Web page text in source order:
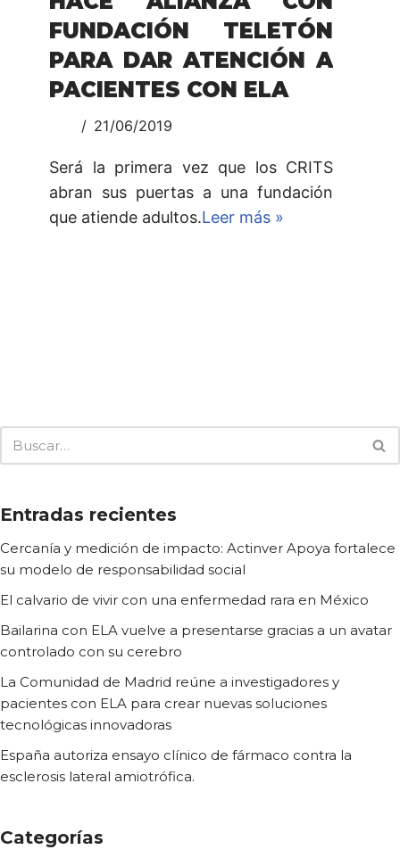
FUNDACIÓN TELETÓN
PARA DAR ATENCIÓN A
PACIENTES CON ELA
21/06/2019
Será la primera vez que los CRITS
abran sus puertas a una fundación
que atiende adultos.Leer más »
Entradas recientes
Cercanía y medición de impacto: Actinver Apoya fortalece
su modelo de responsabilidad social
El calvario de vivir con una enfermedad rara en México
Bailarina con ELA vuelve a presentarse gracias a un avatar
controlado con su cerebro
La Comunidad de Madrid reúne a investigadores y
pacientes con ELA para crear nuevas soluciones
tecnológicas innovadoras
España autoriza ensayo clínico de fármaco contra la
esclerosis lateral amiotrófica.
Categorías